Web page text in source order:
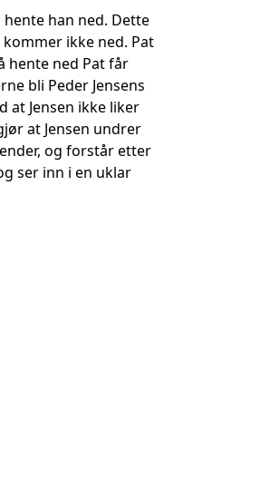
han ned. Dette
ikke ned. Pat
hente ned Pat får
bli Peder Jensens
at Jensen ikke liker
at Jensen undrer
og forstår etter
ser inn i en uklar